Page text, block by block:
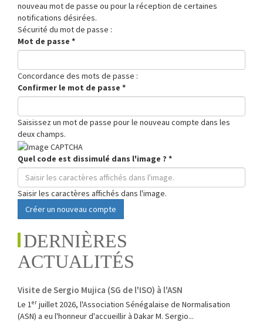
nouveau mot de passe ou pour la réception de certaines
notifications désirées.
Sécurité du mot de passe :
Mot de passe *
Concordance des mots de passe :
Confirmer le mot de passe *
Saisissez un mot de passe pour le nouveau compte dans les
deux champs.
Quel code est dissimulé dans l'image ? *
Saisir les caractères affichés dans l'image.
Créer un nouveau compte
DERNIÈRES
ACTUALITÉS
Visite de Sergio Mujica (SG de l'ISO) à l'ASN
Le 1ᵉʳ juillet 2026, l'Association Sénégalaise de Normalisation
(ASN) a eu l'honneur d'accueillir à Dakar M. Sergio...